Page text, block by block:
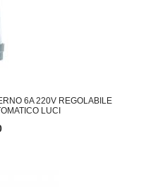
6A 220V REGOLABILE
LUCI